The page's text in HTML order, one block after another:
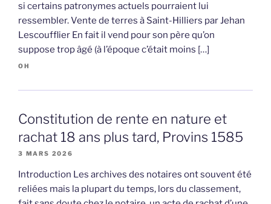
si certains patronymes actuels pourraient lui
ressembler. Vente de terres à Saint-Hilliers par Jehan
Lescoufflier En fait il vend pour son père qu’on
suppose trop âgé (à l’époque c’était moins […]
OH
Constitution de rente en nature et
rachat 18 ans plus tard, Provins 1585
3 MARS 2026
Introduction Les archives des notaires ont souvent été
reliées mais la plupart du temps, lors du classement,